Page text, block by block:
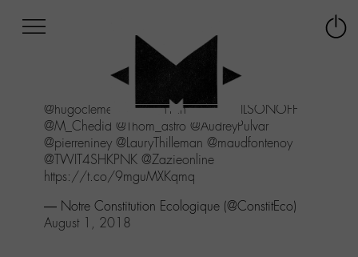
au
menu
Aller
au
contenu
@hugoclement @NoahYannick @LWILSONOFF
@M_Chedid @Thom_astro @AudreyPulvar
@pierreniney @LauryThilleman @maudfontenoy
@TWIT4SHKPNK @Zazieonline
https://t.co/9mguMXKqmq
— Notre Constitution Ecologique (@ConstitEco)
August 1, 2018